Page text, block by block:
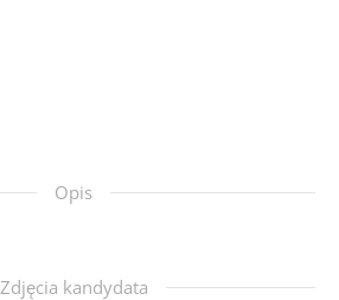
Opis
Zdjęcia kandydata